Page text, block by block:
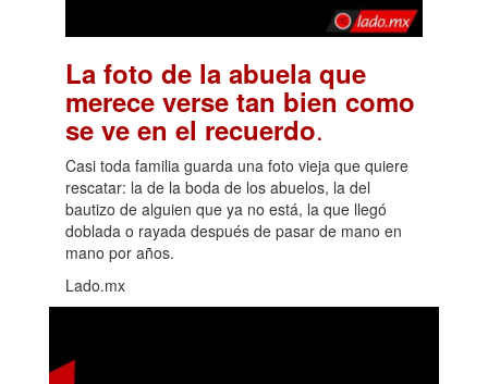
La foto de la abuela que
merece verse tan bien como
se ve en el recuerdo.
Casi toda familia guarda una foto vieja que quiere
rescatar: la de la boda de los abuelos, la del
bautizo de alguien que ya no está, la que llegó
doblada o rayada después de pasar de mano en
mano por años.
Lado.mx